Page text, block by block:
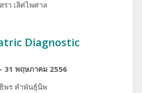
รา เลิศไพศาล
Diagnostic
31 พฤษภาคม 2556
พร คำพันธุ์นิพ